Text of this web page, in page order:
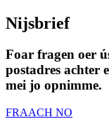
Nijsbrief
Foar fragen oer
postadres achter
mei jo opnimme.
FRAACH NO